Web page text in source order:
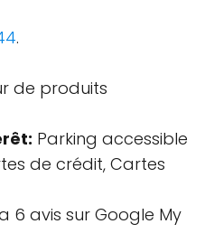
.
de produits
Parking accessible
de crédit, Cartes
6 avis sur Google My